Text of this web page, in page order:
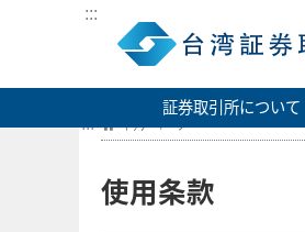
:::
証券取引所について
::: ﾄｯﾌﾟﾍﾟｰｼﾞ
使用条款